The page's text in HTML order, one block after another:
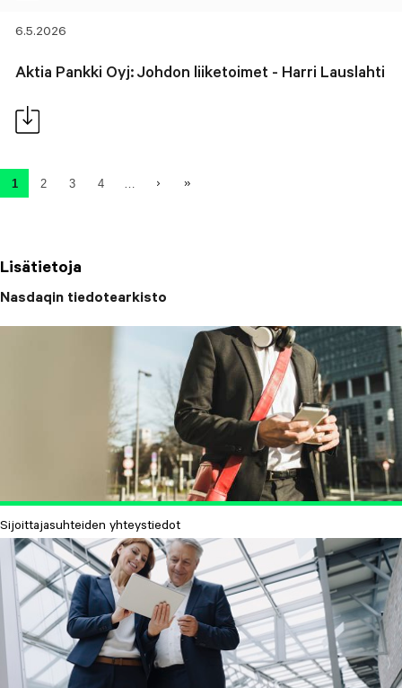
6.5.2026
Aktia Pankki Oyj: Johdon liiketoimet - Harri Lauslahti
Sivutus
Tämänhetkinen sivu
1 Sivu
2 Sivu
3 Sivu
4 Seuraava sivu
Viimeinen sivu
Lisätietoja
Nasdaqin tiedotearkisto
Sijoittajasuhteiden yhteystiedot